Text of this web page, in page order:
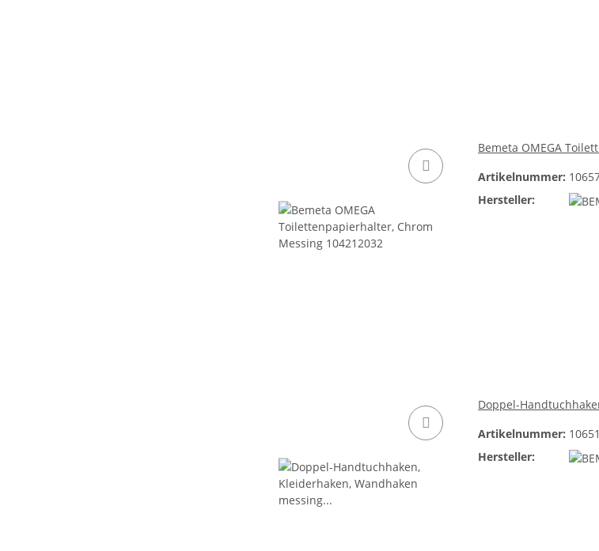
Bemeta OMEGA
Artikelnummer:
Hersteller:
Doppel-
Artikelnummer: 10651
Hersteller: